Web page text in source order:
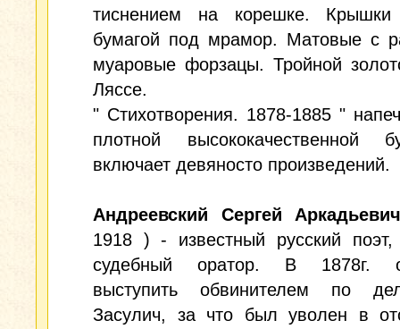
тиснением на корешке. Крышки
бумагой под мрамор. Матовые с
муаровые форзацы. Тройной
Ляссе.
" Стихотворения. 1878-1885 "
плотной высококачественной
включает девяносто произведений.
Андреевский Сергей Аркадьевич
1918 ) - известный русский поэт,
судебный оратор. В 1878г.
выступить обвинителем по
Засулич, за что был уволен в